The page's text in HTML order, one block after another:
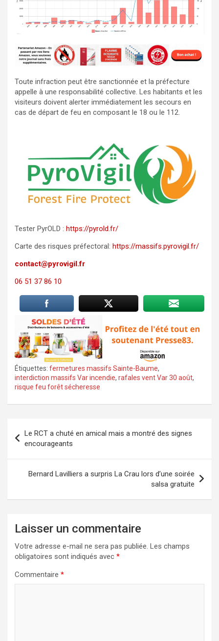
Toute infraction peut être sanctionnée et la préfecture
appelle à une responsabilité collective. Les habitants et les
visiteurs doivent alerter immédiatement les secours en
cas de départ de feu en composant le 18 ou le 112.
Tester PyrOLD : https://pyrold.fr/
Carte des risques préfectoral: https://massifs.pyrovigil.fr/
contact@pyrovigil.fr
06 51 37 86 10
Étiquettes: fermetures massifs Sainte-Baume,
interdiction massifs Var incendie, rafales vent Var 30 août,
risque feu forêt sécheresse
de
l’article
Le RCT a chuté en amical mais a montré des signes
encourageants
Bernard Lavilliers a surpris La Crau lors d’une soirée
salsa gratuite
Laisser un commentaire
Votre adresse e-mail ne sera pas publiée. Les champs
obligatoires sont indiqués avec *
Commentaire *